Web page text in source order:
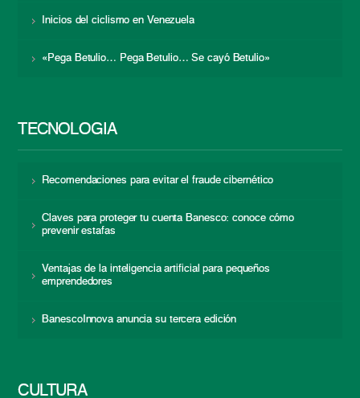
Inicios del ciclismo en Venezuela
«Pega Betulio… Pega Betulio… Se cayó Betulio»
TECNOLOGÍA
Recomendaciones para evitar el fraude cibernético
Claves para proteger tu cuenta Banesco: conoce cómo
prevenir estafas
Ventajas de la inteligencia artificial para pequeños
emprendedores
BanescoInnova anuncia su tercera edición
CULTURA